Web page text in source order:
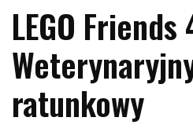
LEGO
ratunkowy